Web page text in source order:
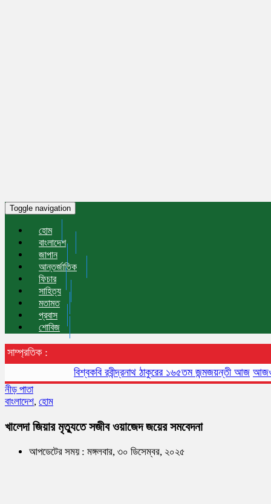
Toggle navigation
হোম
বাংলাদেশ
জাপান
আন্তর্জাতিক
ফিচার
সাহিত্য
মতামত
প্রবাস
শোবিজ
সাম্প্রতিক :
বিশ্বকবি রবীন্দ্রনাথ ঠাকুরের ১৬৫তম জন্মজয়ন্তী আজ আজও
নীড় পাতা
বাংলাদেশ, হোম
খালেদা জিয়ার মৃত্যুতে সজীব ওয়াজেদ জয়ের সমবেদনা
আপডেটের সময় : মঙ্গলবার, ৩০ ডিসেম্বর, ২০২৫